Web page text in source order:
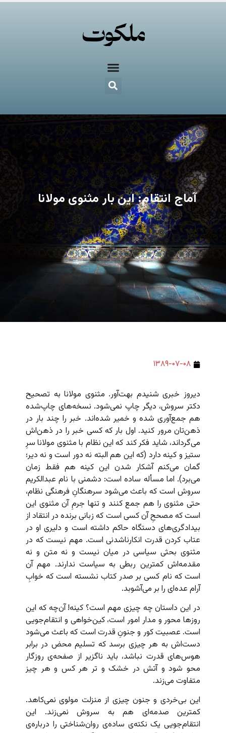
آماج انتقام: این بار مثنوی مولانا
۱۳۸۹-۰۷-۰۸
دیروز خبری شنیدم بهت‌آور. مثنوی مولانا به تصحیح
دکتر سروش، دیگر چاپ نمی‌شود. نسخه‌های چاپ‌شده
هم جمع‌آوری شده و خمیر شده‌اند. خبر را چند بار در
ذهن‌تان مرور کنید. اول بار که کسی خبر را در ذهن‌اش
می‌گرداند، شاید فکر کند که این نظام با مثنوی مولانا سرِ
ستیز و کینه دارد (که این هم البته نه دور است و نه دیر؛
گمان می‌کنم آشکار شدن این کینه هم فقط زمان
می‌برد). اما مسأله ساده است: دشمنی با نام عبدالکریم
سروش است که باعث می‌شود سرهنگانِ فرهنگی نظام،
حتی مثنوی را هم جمع کنند و تنها جرمِ آن مثنوی این
است که مصححِ آن کسی است که زبانی برنده در انتقاد از
بیدادگری‌های دستگاه حاکم داشته است و دلیری او در
عتاب کردن قدرت انکارناشدنی است. مهم نیست که در
مثنوی بحثی سیاسی در میان نیست و نه متن و نه
مقدمه‌اش کمترین ربطی به سیاست ندارند. مهم آن
است که نام کسی بر صدر کتاب نشسته است که خوابِ
آرام عده‌ای را بر می‌آشوبد.
در این داستان چه چیزی مهم است؟ کینه! آن‌چه که این
روزها محور و مدار امور است، کین‌خواهی و انتقام‌جویی
است. عصبیت کور و جنونِ قدرت است که باعث می‌شود
دست‌اش به هر چیزی برسد که تسلیم محض در برابر
هوس‌های قدرت نباشد، باید ناگزیر از صفحه‌ی روزگار
محو شود و آتش در خشک و تر هر کس و هر چیز
متفاوت می‌زند.
این بی‌خردی و جنون چیزی از منزلت مولوی نمی‌کاهد.
کمترین صدمه‌ای هم به سروش نمی‌زند. این
انتقام‌جویی یک نکته‌ی ساده‌ی روان‌شناختی را درباره‌ی